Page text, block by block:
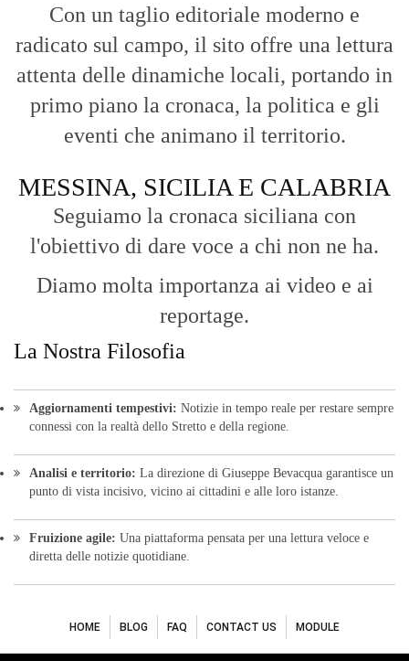
Con un taglio editoriale moderno e
radicato sul campo, il sito offre una lettura
attenta delle dinamiche locali, portando in
primo piano la cronaca, la politica e gli
eventi che animano il territorio.
MESSINA, SICILIA E CALABRIA
Seguiamo la cronaca siciliana con
l'obiettivo di dare voce a chi non ne ha.
Diamo molta importanza ai video e ai
reportage.
La Nostra Filosofia
Aggiornamenti tempestivi: Notizie in tempo reale per restare sempre
connessi con la realtà dello Stretto e della regione.
Analisi e territorio: La direzione di Giuseppe Bevacqua garantisce un
punto di vista incisivo, vicino ai cittadini e alle loro istanze.
Fruizione agile: Una piattaforma pensata per una lettura veloce e
diretta delle notizie quotidiane.
HOME BLOG FAQ CONTACT US MODULE